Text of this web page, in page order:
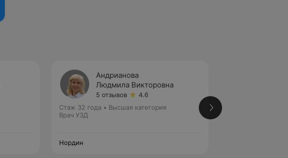
Андрианова
Людмила Викторовна
5 отзывов
4.6
Стаж 32 года • Высшая категория
Врач УЗД
Нордин